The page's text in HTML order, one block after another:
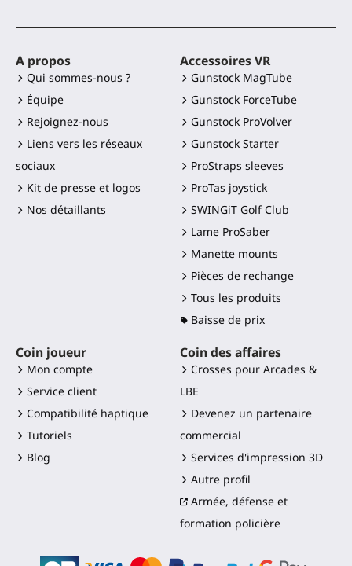
A propos
Qui sommes-nous ?
Équipe
Rejoignez-nous
Liens vers les réseaux
sociaux
Kit de presse et logos
Nos détaillants
Accessoires VR
Gunstock MagTube
Gunstock ForceTube
Gunstock ProVolver
Gunstock Starter
ProStraps sleeves
ProTas joystick
SWINGiT Golf Club
Lame ProSaber
Manette mounts
Pièces de rechange
Tous les produits
Baisse de prix
Coin joueur
Mon compte
Service client
Compatibilité haptique
Tutoriels
Blog
Coin des affaires
Crosses pour Arcades &
LBE
Devenez un partenaire
commercial
Services d'impression 3D
Autre profil
Armée, défense et
formation policière